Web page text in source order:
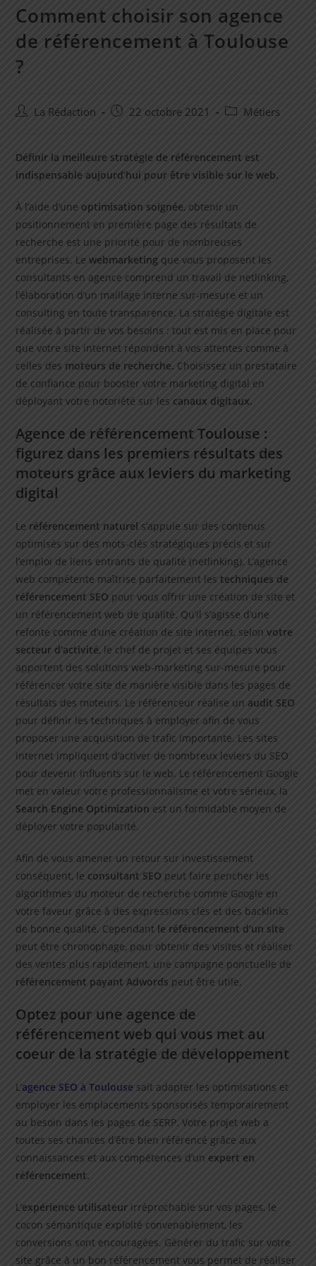
Comment choisir son agence
de référencement à Toulouse
?
Auteur/autrice
publication :
La Rédaction
Post22 octobre 2021
Post Métiers
Définir la meilleure stratégie de référencement est
indispensable aujourd’hui pour être visible sur le web.
À l’aide d’une optimisation soignée, obtenir un
positionnement en première page des résultats de
recherche est une priorité pour de nombreuses
entreprises. Le webmarketing que vous proposent les
consultants en agence comprend un travail de netlinking,
l’élaboration d’un maillage interne sur-mesure et un
consulting en toute transparence. La stratégie digitale est
réalisée à partir de vos besoins : tout est mis en place pour
que votre site internet répondent à vos attentes comme à
celles des moteurs de recherche. Choisissez un prestataire
de confiance pour booster votre marketing digital en
déployant votre notoriété sur les canaux digitaux.
Agence de référencement Toulouse :
figurez dans les premiers résultats des
moteurs grâce aux leviers du marketing
digital
Le référencement naturel s’appuie sur des contenus
optimisés sur des mots-clés stratégiques précis et sur
l’emploi de liens entrants de qualité (netlinking). L’agence
web compétente maîtrise parfaitement les techniques de
référencement SEO pour vous offrir une création de site et
un référencement web de qualité. Qu’il s’agisse d’une
refonte comme d’une création de site internet, selonvotre
secteur d’activité, le chef de projet et ses équipes vous
apportent des solutions web-marketing sur-mesure pour
référencer votre site de manière visible dans les pages de
résultats des moteurs. Le référenceur réalise unaudit SEO
pour définir les techniques à employer afin de vous
proposer une acquisition de trafic importante. Les sites
internet impliquent d’activer de nombreux leviers du SEO
pour devenir influents sur le web. Le référencement Google
met en valeur votre professionnalisme et votre sérieux, la
Search Engine Optimization est un formidable moyen de
déployer votre popularité.
Afin de vous amener un retour sur investissement
conséquent, le consultant SEO peut faire pencher les
algorithmes du moteur de recherche comme Google en
votre faveur grâce à des expressions clés et des backlinks
de bonne qualité. Cependant le référencement d’un site
peut être chronophage, pour obtenir des visites et réaliser
des ventes plus rapidement, une campagne ponctuelle de
référencement payant Adwords peut être utile.
Optez pour une agence de
référencement web qui vous met au
coeur de la stratégie de développement
L’agence SEO à Toulouse sait adapter les optimisations et
employer les emplacements sponsorisés temporairement
au besoin dans les pages de SERP. Votre projet web a
toutes ses chances d’être bien référencé grâce aux
connaissances et aux compétences d’un expert en
référencement.
L’expérience utilisateur irréprochable sur vos pages, le
cocon sémantique exploité convenablement, les
conversions sont encouragées. Générer du trafic sur votre
site grâce à un bon référencement vous permet de réaliser